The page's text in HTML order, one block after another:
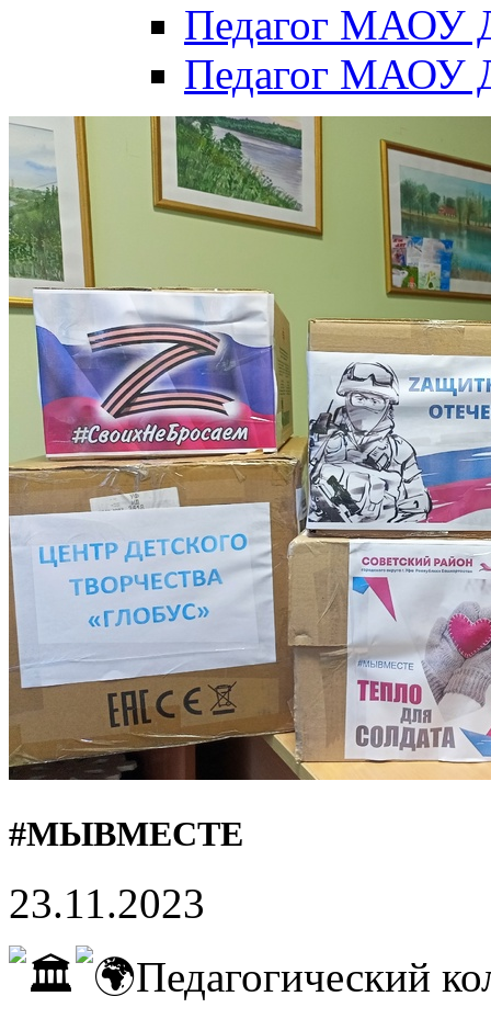
Педагог МАОУ
Педагог МАОУ
#МЫВМЕСТЕ
23.11.2023
Педагогический